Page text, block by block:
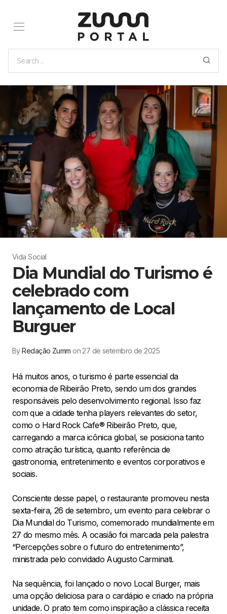
Vida Social
Dia Mundial do Turismo é
celebrado com
lançamento de Local
Burguer
By Redação Zumm on 27 de setembro de 2025
Há muitos anos, o turismo é parte essencial da
economia de Ribeirão Preto, sendo um dos grandes
responsáveis pelo desenvolvimento regional. Isso faz
com que a cidade tenha players relevantes do setor,
como o Hard Rock Cafe® Ribeirão Preto, que,
carregando a marca icônica global, se posiciona tanto
como atração turística, quanto referência de
gastronomia, entretenimento e eventos corporativos e
sociais.
Consciente desse papel, o restaurante promoveu nesta
sexta-feira, 26 de setembro, um evento para celebrar o
Dia Mundial do Turismo, comemorado mundialmente em
27 do mesmo mês. A ocasião foi marcada pela palestra
“Percepções sobre o futuro do entretenimento”,
ministrada pelo convidado Augusto Carminati.
Na sequência, foi lançado o novo Local Burger, mais
uma opção deliciosa para o cardápio e criado na própria
unidade. O prato tem como inspiração a clássica receita